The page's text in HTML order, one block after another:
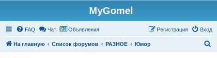
MyGomel
FAQ Чат Объявления Вход
Регистрация
На главную Список форумов РАЗНОЕ Юмор